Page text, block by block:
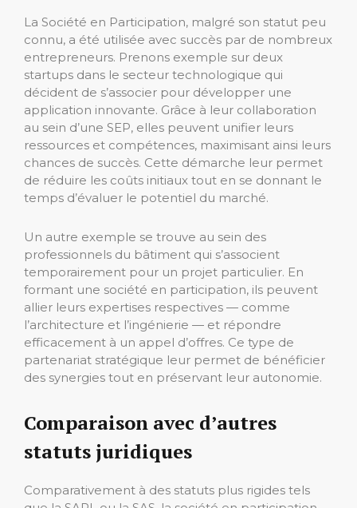
La Société en Participation, malgré son statut peu
connu, a été utilisée avec succès par de nombreux
entrepreneurs. Prenons exemple sur deux
startups dans le secteur technologique qui
décident de s’associer pour développer une
application innovante. Grâce à leur collaboration
au sein d’une SEP, elles peuvent unifier leurs
ressources et compétences, maximisant ainsi leurs
chances de succès. Cette démarche leur permet
de réduire les coûts initiaux tout en se donnant le
temps d’évaluer le potentiel du marché.
Un autre exemple se trouve au sein des
professionnels du bâtiment qui s’associent
temporairement pour un projet particulier. En
formant une société en participation, ils peuvent
allier leurs expertises respectives — comme
l’architecture et l’ingénierie — et répondre
efficacement à un appel d’offres. Ce type de
partenariat stratégique leur permet de bénéficier
des synergies tout en préservant leur autonomie.
Comparaison avec d’autres
statuts juridiques
Comparativement à des statuts plus rigides tels